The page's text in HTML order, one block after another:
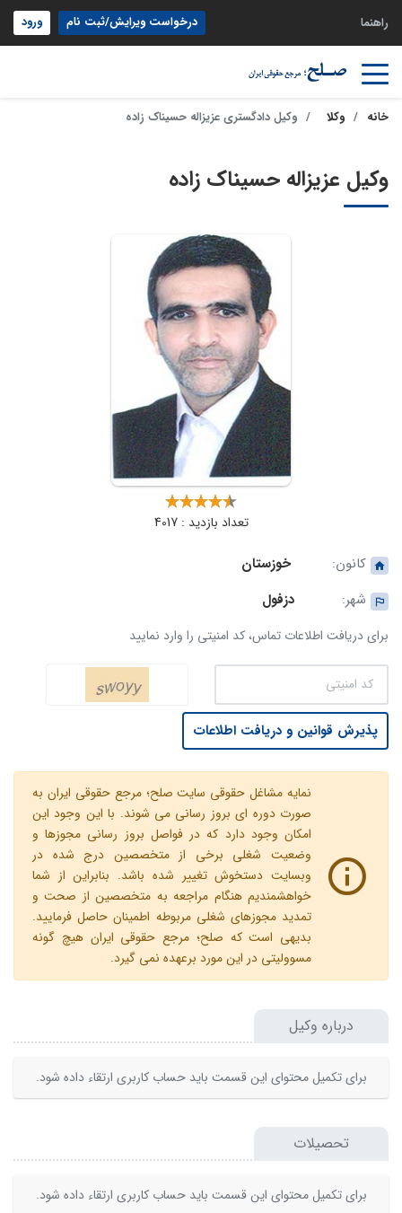
راهنما درخواست ویرایش/ثبت نام ورود
خانه وکلا وکیل دادگستری عزیزاله حسیناک زاده
وکیل عزیزاله حسیناک زاده
تعداد بازدید : 4017
کانون:
خوزستان
شهر:
دزفول
برای دریافت اطلاعات تماس، کد امنیتی را وارد نمایید
پذیرش قوانین و دریافت اطلاعات
نمایه مشاغل حقوقی سایت صلح؛ مرجع حقوقی ایران به
صورت دوره ای بروز رسانی می شوند. با این وجود این
امکان وجود دارد که در فواصل بروز رسانی مجوزها و
وضعیت شغلی برخی از متخصصین درج شده در
وبسایت دستخوش تغییر شده باشد. بنابراین از شما
خواهشمندیم هنگام مراجعه به متخصصین از صحت و
تمدید مجوزهای شغلی مربوطه اطمینان حاصل فرمایید.
بدیهی است که صلح؛ مرجع حقوقی ایران هیچ گونه
مسوولیتی در این مورد برعهده نمی گیرد.
درباره وکیل
برای تکمیل محتوای این قسمت باید حساب کاربری ارتقاء داده شود.
تحصیلات
برای تکمیل محتوای این قسمت باید حساب کاربری ارتقاء داده شود.